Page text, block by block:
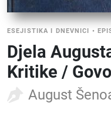
ESEJISTIKA I DNEVNICI •
Djela
Kritike /
August